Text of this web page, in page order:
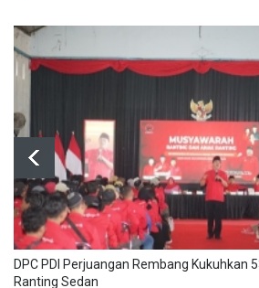
DPC PDI Perjuangan Rembang Kukuhkan
Ranting Sedan